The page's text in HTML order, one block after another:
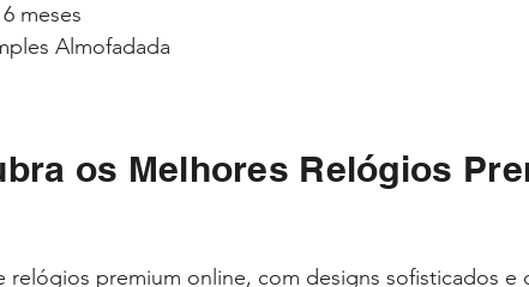
meses
Almofadada
os Melhores Relógios
relógios premium online, com designs sofisticados e